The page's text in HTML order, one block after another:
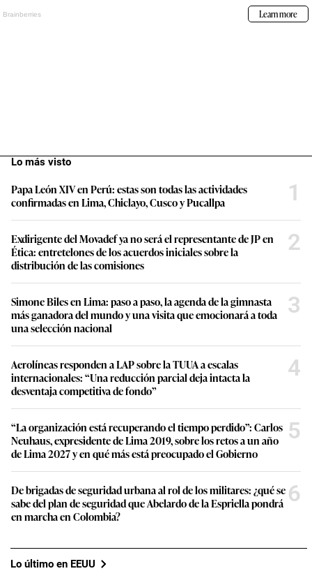
Lo más visto
Papa León XIV en Perú: estas son todas las actividades
confirmadas en Lima, Chiclayo, Cusco y Pucallpa
1
Exdirigente del Movadef ya no será el representante de JP en
Ética: entretelones de los acuerdos iniciales sobre la
distribución de las comisiones
2
Simone Biles en Lima: paso a paso, la agenda de la gimnasta
más ganadora del mundo y una visita que emocionará a toda
una selección nacional
3
Aerolíneas responden a LAP sobre la TUUA a escalas
internacionales: “Una reducción parcial deja intacta la
desventaja competitiva de fondo”
4
“La organización está recuperando el tiempo perdido”: Carlos
Neuhaus, expresidente de Lima 2019, sobre los retos a un año
de Lima 2027 y en qué más está preocupado el Gobierno
5
De brigadas de seguridad urbana al rol de los militares: ¿qué se
sabe del plan de seguridad que Abelardo de la Espriella pondrá
en marcha en Colombia?
6
Lo último en EEUU